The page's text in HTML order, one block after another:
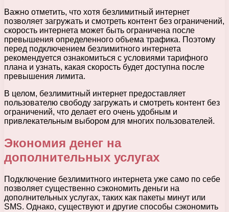
Важно отметить, что хотя безлимитный интернет
позволяет загружать и смотреть контент без ограничений,
скорость интернета может быть ограничена после
превышения определенного объема трафика. Поэтому
перед подключением безлимитного интернета
рекомендуется ознакомиться с условиями тарифного
плана и узнать, какая скорость будет доступна после
превышения лимита.
В целом, безлимитный интернет предоставляет
пользователю свободу загружать и смотреть контент без
ограничений, что делает его очень удобным и
привлекательным выбором для многих пользователей.
Экономия денег на
дополнительных услугах
Подключение безлимитного интернета уже само по себе
позволяет существенно сэкономить деньги на
дополнительных услугах, таких как пакеты минут или
SMS. Однако, существуют и другие способы сэкономить